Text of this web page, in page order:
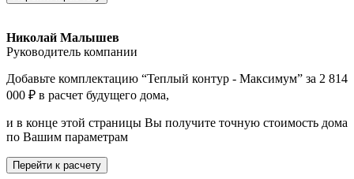
Николай Малышев
Руководитель компании
Добавьте комплектацию “Теплый контур - Максимум” за 2 814
000 ₽ в расчет будущего дома,
и в конце этой страницы Вы получите точную стоимость дома
по Вашим параметрам
Перейти к расчету